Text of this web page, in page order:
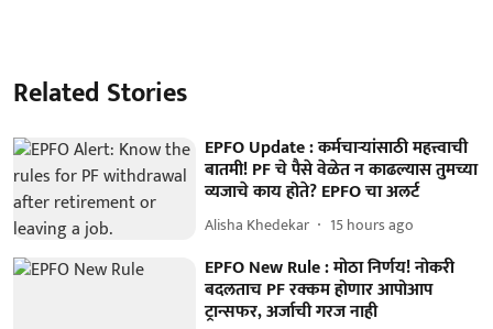
Related Stories
EPFO Update : कर्मचाऱ्यांसाठी महत्त्वाची
बातमी! PF चे पैसे वेळेत न काढल्यास तुमच्या
व्यजाचे काय होते? EPFO चा अलर्ट
Alisha Khedekar 15 hours ago
EPFO New Rule : मोठा निर्णय! नोकरी
बदलताच PF रक्कम होणार आपोआप
ट्रान्सफर, अर्जाची गरज नाही